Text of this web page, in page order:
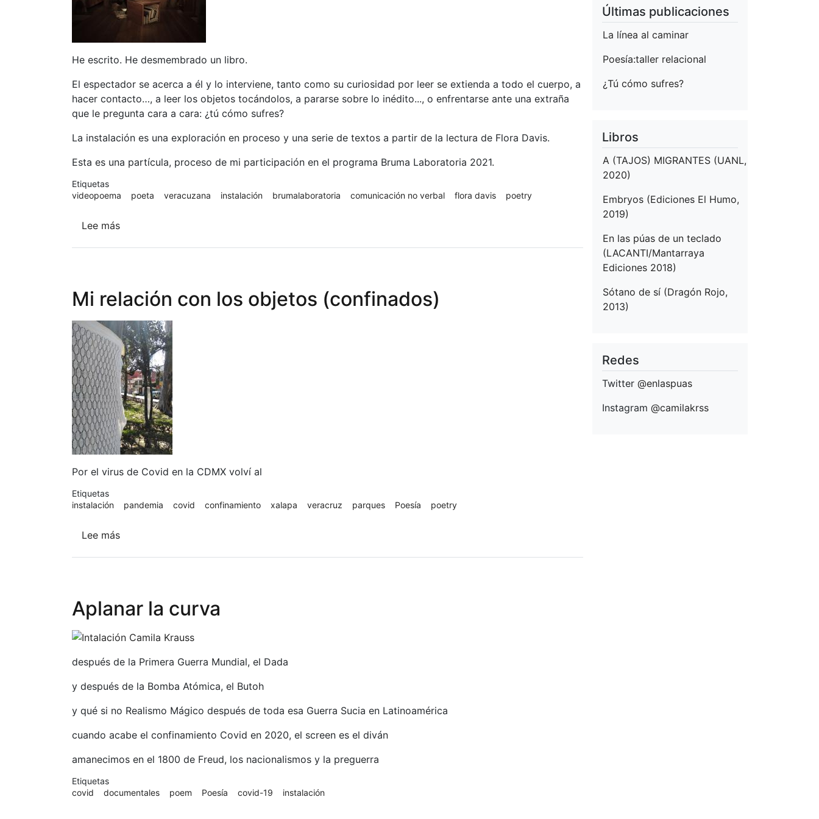
He escrito. He desmembrado un libro.
El espectador se acerca a él y lo interviene, tanto como su curiosidad por leer se extienda a todo el cuerpo, a
hacer contacto…, a leer los objetos tocándolos, a pararse sobre lo inédito..., o enfrentarse ante una extraña
que le pregunta cara a cara: ¿tú cómo sufres?
La instalación es una exploración en proceso y una serie de textos a partir de la lectura de Flora Davis.
Esta es una partícula, proceso de mi participación en el programa Bruma Laboratoria 2021.
Etiquetas
videopoema
poeta veracuzana instalación brumalaboratoria comunicación no verbal flora davis poetry
Lee más
para
Davis
Mi relación con los objetos (confinados)
Por el virus de Covid en la CDMX volví al
Etiquetas
instalación
pandemia covid confinamiento xalapa veracruz parques Poesía poetry
Lee más
objetos
Aplanar la curva
después de la Primera Guerra Mundial, el Dada
y después de la Bomba Atómica, el Butoh
y qué si no Realismo Mágico después de toda esa Guerra Sucia en Latinoamérica
cuando acabe el confinamiento Covid en 2020, el screen es el diván
amanecimos en el 1800 de Freud, los nacionalismos y la preguerra
Etiquetas
covid
documentales poem Poesía covid-19 instalación
Últimas publicaciones
La línea al caminar
Poesía:taller relacional
¿Tú cómo sufres?
Libros
A (TAJOS) MIGRANTES (UANL,
2020)
Embryos (Ediciones El Humo,
2019)
En las púas de un teclado
(LACANTI/Mantarraya
Ediciones 2018)
Sótano de sí (Dragón Rojo,
2013)
Redes
Twitter @enlaspuas
Instagram @camilakrss